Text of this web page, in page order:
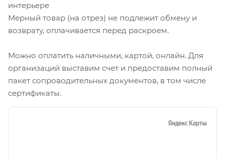
интерьере
Мерный товар (на отрез) не подлежит обмену и
возврату, оплачивается перед раскроем.
Можно оплатить наличными, картой, онлайн. Для
организаций выставим счет и предоставим полный
пакет сопроводительных документов, в том числе
сертификаты.